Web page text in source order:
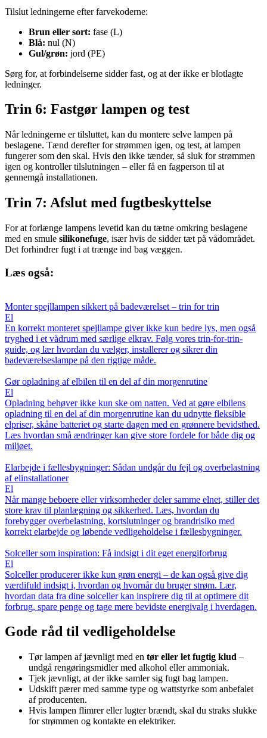
Tilslut ledningerne efter farvekoderne:
Brun eller sort: fase (L)
Blå: nul (N)
Gul/grøn: jord (PE)
Sørg for, at forbindelserne sidder fast, og at der ikke er blotlagte
ledninger.
Trin 6: Fastgør lampen og test
Når ledningerne er tilsluttet, kan du montere selve lampen på
beslagene. Tænd derefter for strømmen igen, og test, at lampen
fungerer som den skal. Hvis den ikke tænder, så sluk for strømmen
igen og kontroller tilslutningen – eller få en fagperson til at
gennemgå installationen.
Trin 7: Afslut med fugtbeskyttelse
For at forlænge lampens levetid kan du tætne omkring beslagene
med en smule silikonefuge, især hvis de sidder tæt på vådområdet.
Det forhindrer fugt i at trænge ind bag væggen.
Læs også:
Monter spejllampen sikkert på badeværelset – trin for trin
El
En korrekt monteret spejllampe giver ikke kun bedre lys, men også
tryghed i et vådrum med særlige elkrav. Følg vores trin-for-trin-
guide, og lær hvordan du vælger, installerer og sikrer din
badeværelseslampe på den rigtige måde.
Gør opladning af elbilen til en del af din morgenrutine
El
Opladning behøver ikke kun ske om natten. Ved at gøre elbilens
opladning til en del af din morgenrutine kan du udnytte fleksible
elpriser, skåne batteriet og starte dagen med en grønnere bevidsthed.
Læs hvordan små ændringer kan give store fordele for både dig og
miljøet.
Elarbejde i fællesbygninger: Sådan undgår du fejl og overbelastning
af elinstallationer
El
Når mange beboere eller virksomheder deler samme elnet, stiller det
store krav til planlægning og sikkerhed. Læs, hvordan du
forebygger overbelastning, kortslutninger og brandrisiko med
korrekt elarbejde og løbende vedligeholdelse i fællesbygninger.
Solceller som inspiration: Få indsigt i dit eget energiforbrug
El
Solceller producerer ikke kun grøn energi – de kan også give dig
værdifuld indsigt i, hvordan og hvornår du bruger strøm. Lær,
hvordan data fra dine solceller kan inspirere dig til at optimere dit
forbrug, spare penge og tage mere bevidste energivalg i hverdagen.
Gode råd til vedligeholdelse
Tør lampen af jævnligt med en tør eller let fugtig klud –
undgå rengøringsmidler med alkohol eller ammoniak.
Tjek jævnligt, at der ikke samler sig fugt bag lampen.
Udskift pærer med samme type og wattstyrke som anbefalet
af producenten.
Hvis lampen flimrer eller lugter brændt, skal du straks slukke
for strømmen og kontakte en elektriker.